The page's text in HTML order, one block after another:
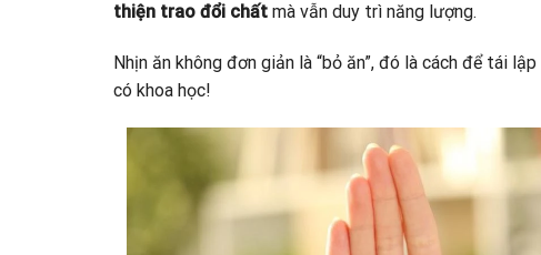
thiện trao đổi chất mà vẫn duy trì năng lượng.
Nhịn ăn không đơn giản là “bỏ ăn”, đó là cách để tái
có khoa học!